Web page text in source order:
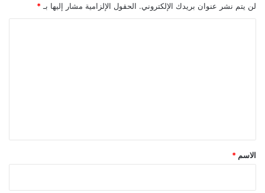
لن يتم نشر عنوان بريدك الإلكتروني. الحقول الإلزامية مشار إليها بـ *
*
الاسم *